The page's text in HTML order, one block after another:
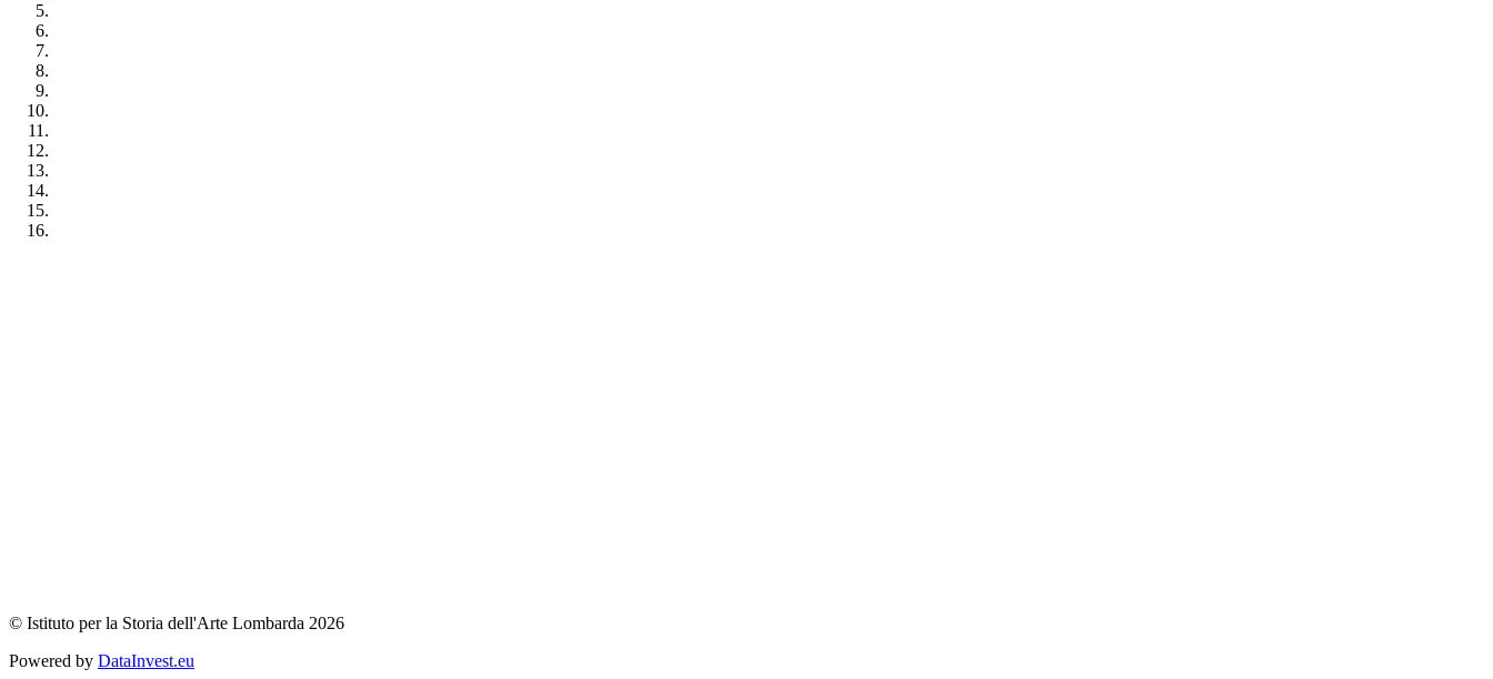
© Istituto per la Storia dell'Arte Lombarda 2026
Powered by DataInvest.eu